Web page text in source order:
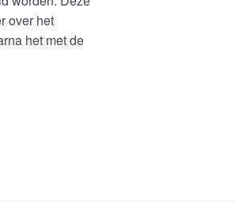
over het
het met de